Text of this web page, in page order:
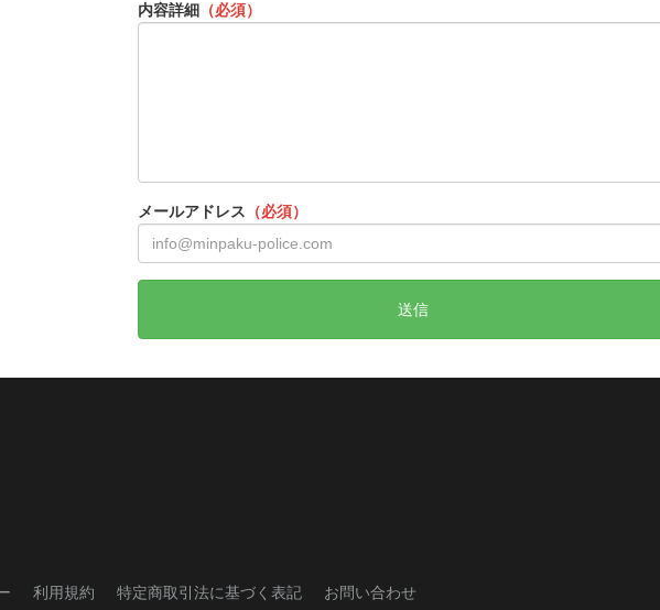
内容詳細 （必須）
メールアドレス （必須）
送信
利用規約 特定商取引法に基づく表記 お問い合わせ